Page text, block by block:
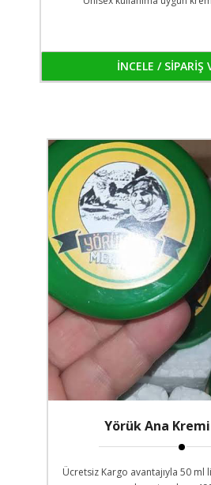
İNCELE / SİPARİŞ
Yörük Ana
Ücretsiz Kargo avantajıyla 50 ml